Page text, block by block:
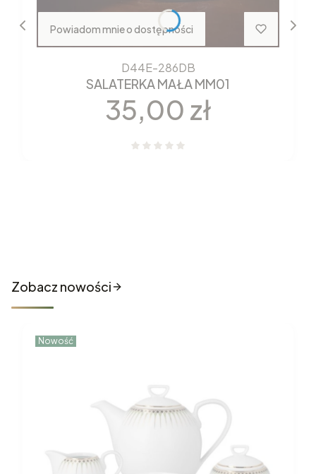
Powiadom mnie o dostępności
D44E-286DB
SALATERKA MAŁA MM01
Cena
35,00 zł
Zobacz nowości
Nowość